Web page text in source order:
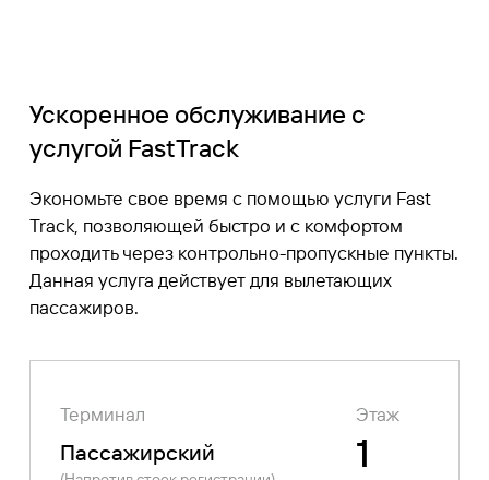
Ускоренное обслуживание с
услугой FastTrack
Экономьте свое время с помощью услуги Fast
Track, позволяющей быстро и с комфортом
проходить через контрольно-пропускные пункты.
Данная услуга действует для вылетающих
пассажиров.
Этаж
1
Терминал
Пассажирский